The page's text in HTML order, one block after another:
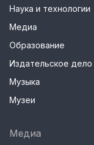
Наука и технологии
Медиа
Образование
Издательское дело
Музыка
Музеи
Медиа